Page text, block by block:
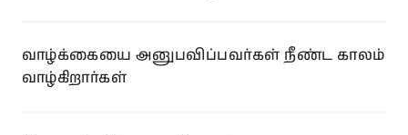
வாழ்க்கையை அனுபவிப்பவர்கள் நீண்ட காலம்
வாழ்கிறார்கள்